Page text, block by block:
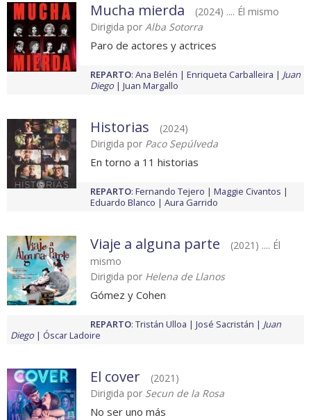
Mucha mierda
(2024) .... Él mismo
Dirigida por Alba Sotorra
Paro de actores y actrices
REPARTO: Ana Belén Enriqueta Carballeira
Juan
Diego
Juan Margallo
Historias
(2024)
Dirigida por Paco Sepúlveda
En torno a 11 historias
REPARTO: Fernando Tejero
Maggie Civantos
Eduardo Blanco
Aura Garrido
Viaje a alguna parte
(2021) .... Él
mismo
Dirigida por Helena de Llanos
Gómez y Cohen
REPARTO: Tristán Ulloa José Sacristán
Juan
Diego
Óscar Ladoire
El cover
(2021)
Dirigida por Secun de la Rosa
No ser uno más